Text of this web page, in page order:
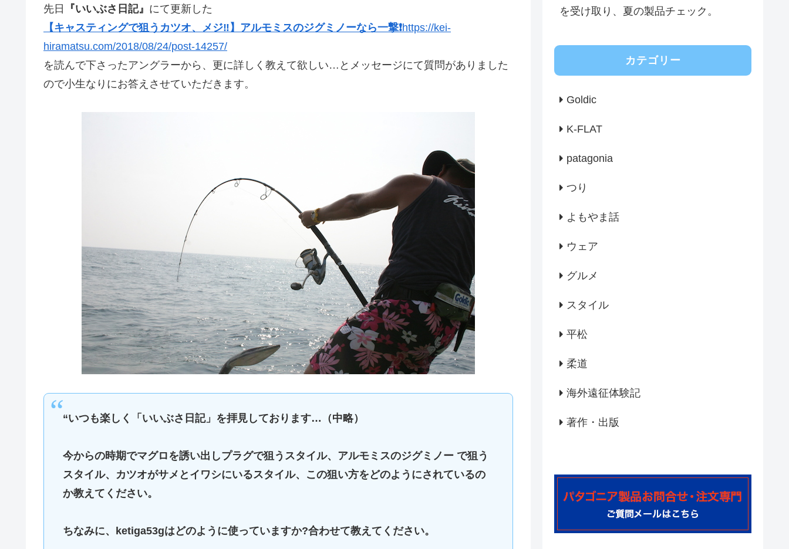
先日 『いいぶさ日記』 にて更新した
【キャスティングで狙うカツオ、メジ‼️】アルモミスのジグミノーなら一撃❗️https://kei-
hiramatsu.com/2018/08/24/post-14257/
を読んで下さったアングラーから、更に詳しく教えて欲しい…とメッセージにて質問がありました
ので小生なりにお答えさせていただきます。
“いつも楽しく「いいぶさ日記」を拝見しております…（中略）
今からの時期でマグロを誘い出しプラグで狙うスタイル、アルモミスのジグミノー で狙う
スタイル、カツオがサメとイワシにいるスタイル、この狙い方をどのようにされているの
か教えてください。
ちなみに、ketiga53gはどのように使っていますか?合わせて教えてください。
を受け取り、夏の製品チェック。
カテゴリー
Goldic
K-FLAT
patagonia
つり
よもやま話
ウェア
グルメ
スタイル
平松
柔道
海外遠征体験記
著作・出版